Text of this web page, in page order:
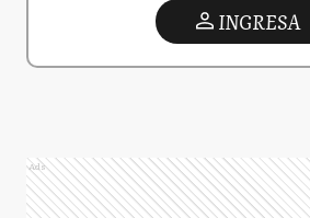
INGRESA
Ads